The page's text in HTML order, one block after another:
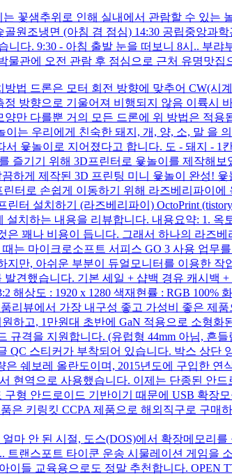
는 꽃샘추위로 인해 실내에서 관람할 수 있는
원조냉면 (아침 겸 점심) 14:30 공립중앙과
다. 9:30 - 아침 출발 눈을 떠보니 8시.. 부
관에 오전 관람 후 점심으로 근처 유명맛
법 드론은 모터 회전 방향에 맞추어 CW(시
방향으로 기울어져 비행되지 않음 이륙시
만 다를뿐 거의 모든 드론에 위 방법은 적용
는 우리에게 친숙한 돼지, 개, 양, 소, 말 을
윷놀이로 지어졌다고 합니다. 도 - 돼지 - 1
기기 위해 3D프린터로 윷놀이를 제작해
하게 제작된 3D 프린팅 미니 윷놀이 완성! 윷
터로 손쉽게 이동하기 위해 라즈베리파이
터 설치하기 (라즈베리파이) OctoPrint
치하는 내용을 리뷰합니다. 내용요약: 1. 옥
은 꽤나 비용이 듭니다. 그래서 하나의 라즈
는 마이크로소프트 서피스 GO 3 사용 업무
만, 아쉬운 부분이 듀얼모니터를 이용한
견했습니다. 기본 세일 + 샵백 경유 캐시백
해상도 : 1920 x 1280 색재현률 : RGB 100%
리뷰에서 가장 내구성 좋고 가성비 좋은 제
고, 1만원대 초반에 GaN 적용으로 소형화
규격을 지원합니다. (유럽형 44mm 아님, 흔
스티커가 부착되어 있습니다. 박스 상단
쉐보레 올란도이며, 2015년도에 구입한 연
역으로 사용했습니다. 이제는 단종된 안
형 안드로이드 기반이기 때문에 USB 확장
은 키링킷 CCPA 제품으로 해외직구로 구매
마 안 된 시절, 도스(DOS)에서 확장메모리
랜스포트 타이쿤 운송 시물레이션 게임을
들 교육용으로도 정말 추천합니다. OPEN